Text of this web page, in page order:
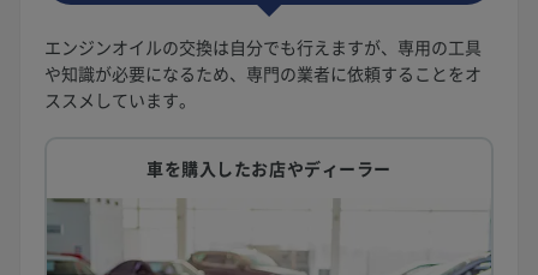
エンジンオイルの交換は自分でも行えますが、専用の工具
や知識が必要になるため、専門の業者に依頼することをオ
ススメしています。
車を購入したお店やディーラー